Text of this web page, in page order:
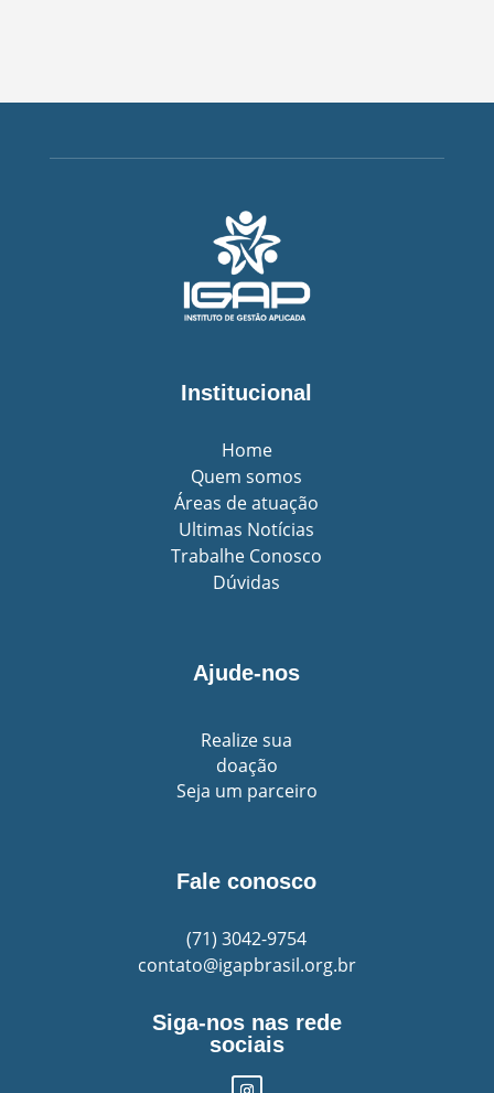
Institucional
Home
Quem somos
Áreas de atuação
Ultimas Notícias
Trabalhe Conosco
Dúvidas
Ajude-nos
Realize sua
doação
Seja um parceiro
Fale conosco
(71)3042-9754
contato@igapbrasil.org.br
Siga-nos nas rede
sociais